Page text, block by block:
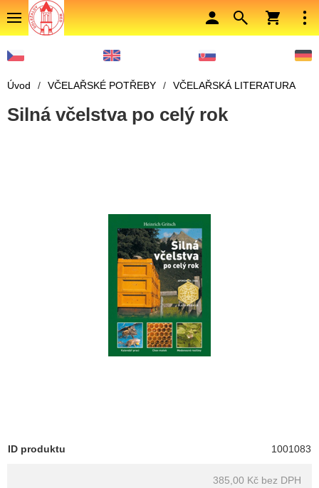
Úvod / VČELAŘSKÉ POTŘEBY / VČELAŘSKÁ LITERATURA
Silná včelstva po celý rok
ID produktu 1001083
385,00 Kč bez DPH